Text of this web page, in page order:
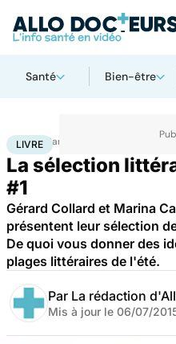
Santé Bien-être
Accueil Santé
LIVRE
La sélection
#1
Gérard Collard et Marina
présentent leur sélection
De quoi vous donner des
plages littéraires de l'été.
Par La rédaction
Mis à jour le 06/07/